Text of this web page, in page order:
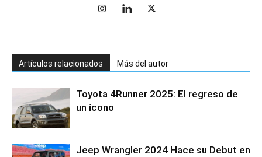
Artículos relacionados Más del autor
Toyota 4Runner 2025: El regreso de
un ícono
Jeep Wrangler 2024 Hace su Debut en